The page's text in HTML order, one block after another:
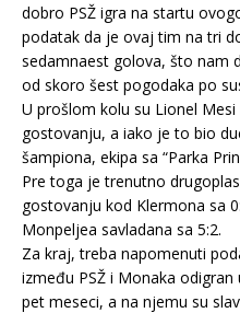
dobro PSŽ igra na startu
podatak da je ovaj tim na tri
sedamnaest golova, što nam
od skoro šest pogodaka po
U prošlom kolu su Lionel
gostovanju, a iako je to bio
šampiona, ekipa sa “Parka
Pre toga je trenutno
gostovanju kod Klermona sa
Monpeljea savladana sa 5:2.
Za kraj, treba napomenuti
između PSŽ i Monaka
pet meseci, a na njemu su